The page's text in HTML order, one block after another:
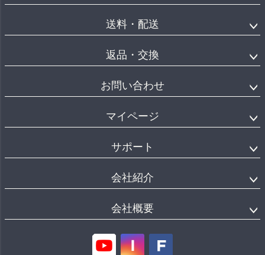
送料・配送
返品・交換
お問い合わせ
マイページ
サポート
会社紹介
会社概要